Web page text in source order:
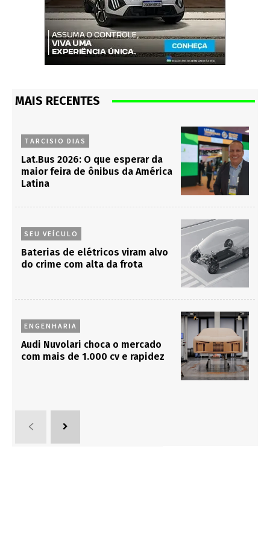
MAIS RECENTES
TARCISIO DIAS
Lat.Bus 2026: O que esperar da
maior feira de ônibus da América
Latina
SEU VEÍCULO
Baterias de elétricos viram alvo
do crime com alta da frota
ENGENHARIA
Audi Nuvolari choca o mercado
com mais de 1.000 cv e rapidez